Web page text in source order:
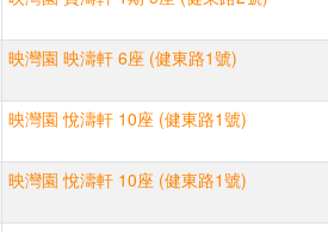
映灣園 映濤軒 6座 (健東路1號)
映灣園 悅濤軒 10座 (健東路1號)
映灣園 悅濤軒 10座 (健東路1號)